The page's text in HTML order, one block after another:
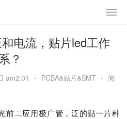
电流，贴片led工作
？
am2:01 • PCBA&贴片&SMT • 阅
前二应用极广管，泛的贴一片种